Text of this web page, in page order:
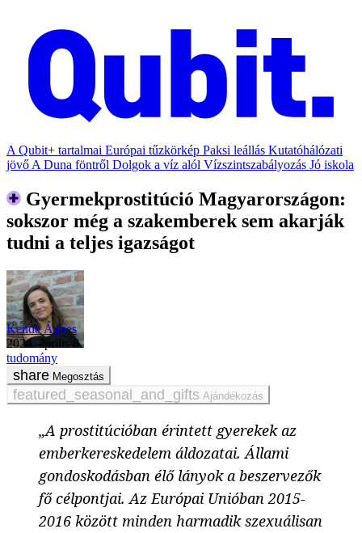
A Qubit+ tartalmai Európai tűzkörkép Paksi leállás Kutatóhálózati
jövő A Duna föntről Dolgok a víz alól Vízszintszabályozás Jó iskola
Gyermekprostitúció Magyarországon:
sokszor még a szakemberek sem akarják
tudni a teljes igazságot
Kende Ágnes
2024. április 8.
tudomány
Megosztás
Ajándékozás
„A prostitúcióban érintett gyerekek az
emberkereskedelem áldozatai. Állami
gondoskodásban élő lányok a beszervezők
fő célpontjai. Az Európai Unióban 2015-
2016 között minden harmadik szexuálisan